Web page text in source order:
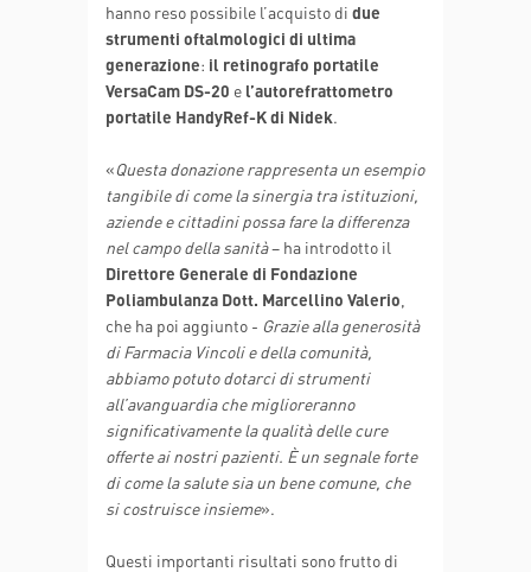
hanno reso possibile l’acquisto di due
strumenti oftalmologici di ultima
generazione: il retinografo portatile
VersaCam DS-20 e l’autorefrattometro
portatile HandyRef-K di Nidek.
«Questa donazione rappresenta un esempio
tangibile di come la sinergia tra istituzioni,
aziende e cittadini possa fare la differenza
nel campo della sanità– ha introdotto il
Direttore Generale di Fondazione
Poliambulanza Dott. Marcellino Valerio
che ha poi aggiunto - Grazie alla generosità
di Farmacia Vincoli e della comunità,
abbiamo potuto dotarci di strumenti
all’avanguardia che miglioreranno
significativamente la qualità delle cure
offerte ai nostri pazienti. È un segnale forte
di come la salute sia un bene comune, che
si costruisce insieme».
Questi importanti risultati sono frutto di